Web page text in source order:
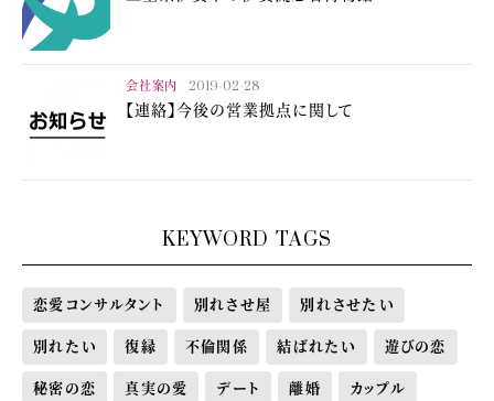
会社案内 2019-02-28
【連絡】今後の営業拠点に関して
KEYWORD TAGS
恋愛コンサルタント 別れさせ屋 別れさせたい
別れたい 復縁 不倫関係 結ばれたい 遊びの恋
秘密の恋 真実の愛 デート 離婚 カップル